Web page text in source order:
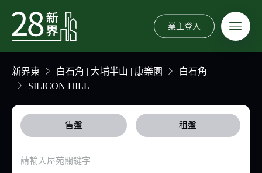
業主登入
新界東 白石角 | 大埔半山 | 康樂園
白石角
SILICON HILL
售盤 租盤